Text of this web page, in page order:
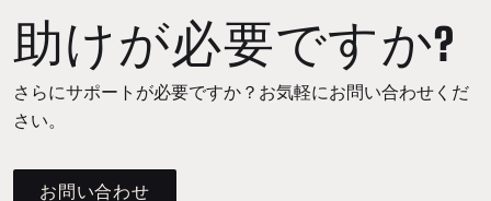
助けが必要ですか?
さらにサポートが必要ですか？お気軽にお問い合わせくだ
さい。
お問い合わせ